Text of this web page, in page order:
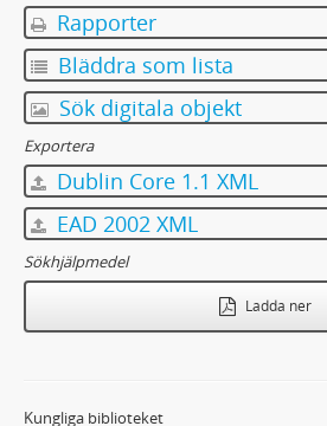
Rapporter
Bläddra som lista
Sök digitala objekt
Exportera
Dublin Core 1.1 XML
EAD 2002 XML
Sökhjälpmedel
Ladda ner
Kungliga biblioteket